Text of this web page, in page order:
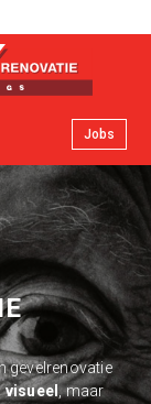
Jobs
gevelrenovatie
visueel , maar